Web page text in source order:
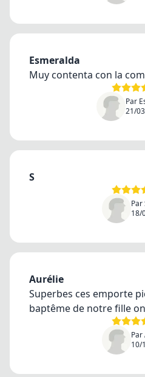
Esmeralda
Muy contenta con la
Par
21/
S
Par
18/
Aurélie
Superbes ces emporte
baptême de notre fille
10/